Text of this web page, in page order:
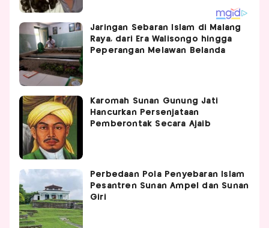
Jaringan Sebaran Islam di Malang
Raya, dari Era Walisongo hingga
Peperangan Melawan Belanda
Karomah Sunan Gunung Jati
Hancurkan Persenjataan
Pemberontak Secara Ajaib
Perbedaan Pola Penyebaran Islam
Pesantren Sunan Ampel dan Sunan
Giri